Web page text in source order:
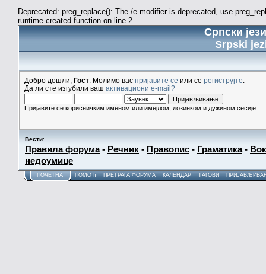
Deprecated: preg_replace(): The /e modifier is deprecated, use
runtime-created function on line 2
Српски
Srpski
Добро дошли, Гост . Молимо вас пријавите се или се региструјте
Да ли сте изгубили ваш активациони e-mail?
Пријавите се корисничким именом или имејлом, лозинком и дужином сесије
Вести:
Правила форума- Речник - Правопис - Граматика-
недоумице
ПОЧЕТНА ПОМОЋ ПРЕТРАГА ФОРУМА КАЛЕНДАР ТАГОВИ